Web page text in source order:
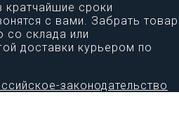
сроки
с вами. Забрать товар
со склада или
доставки курьером по
законодательство